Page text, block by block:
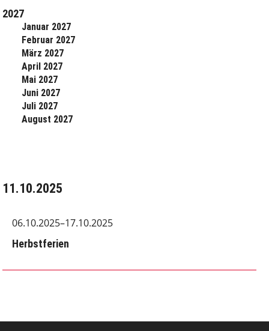
2027
Januar 2027
Februar 2027
März 2027
April 2027
Mai 2027
Juni 2027
Juli 2027
August 2027
11.10.2025
06.10.2025–17.10.2025
Herbstferien